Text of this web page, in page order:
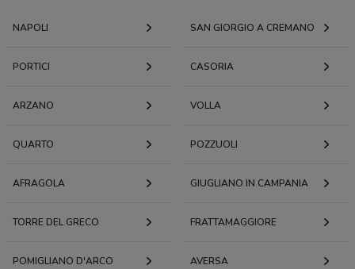
NAPOLI SAN GIORGIO A CREMANO
PORTICI CASORIA
ARZANO VOLLA
QUARTO POZZUOLI
AFRAGOLA GIUGLIANO IN CAMPANIA
TORRE DEL GRECO FRATTAMAGGIORE
POMIGLIANO D'ARCO AVERSA